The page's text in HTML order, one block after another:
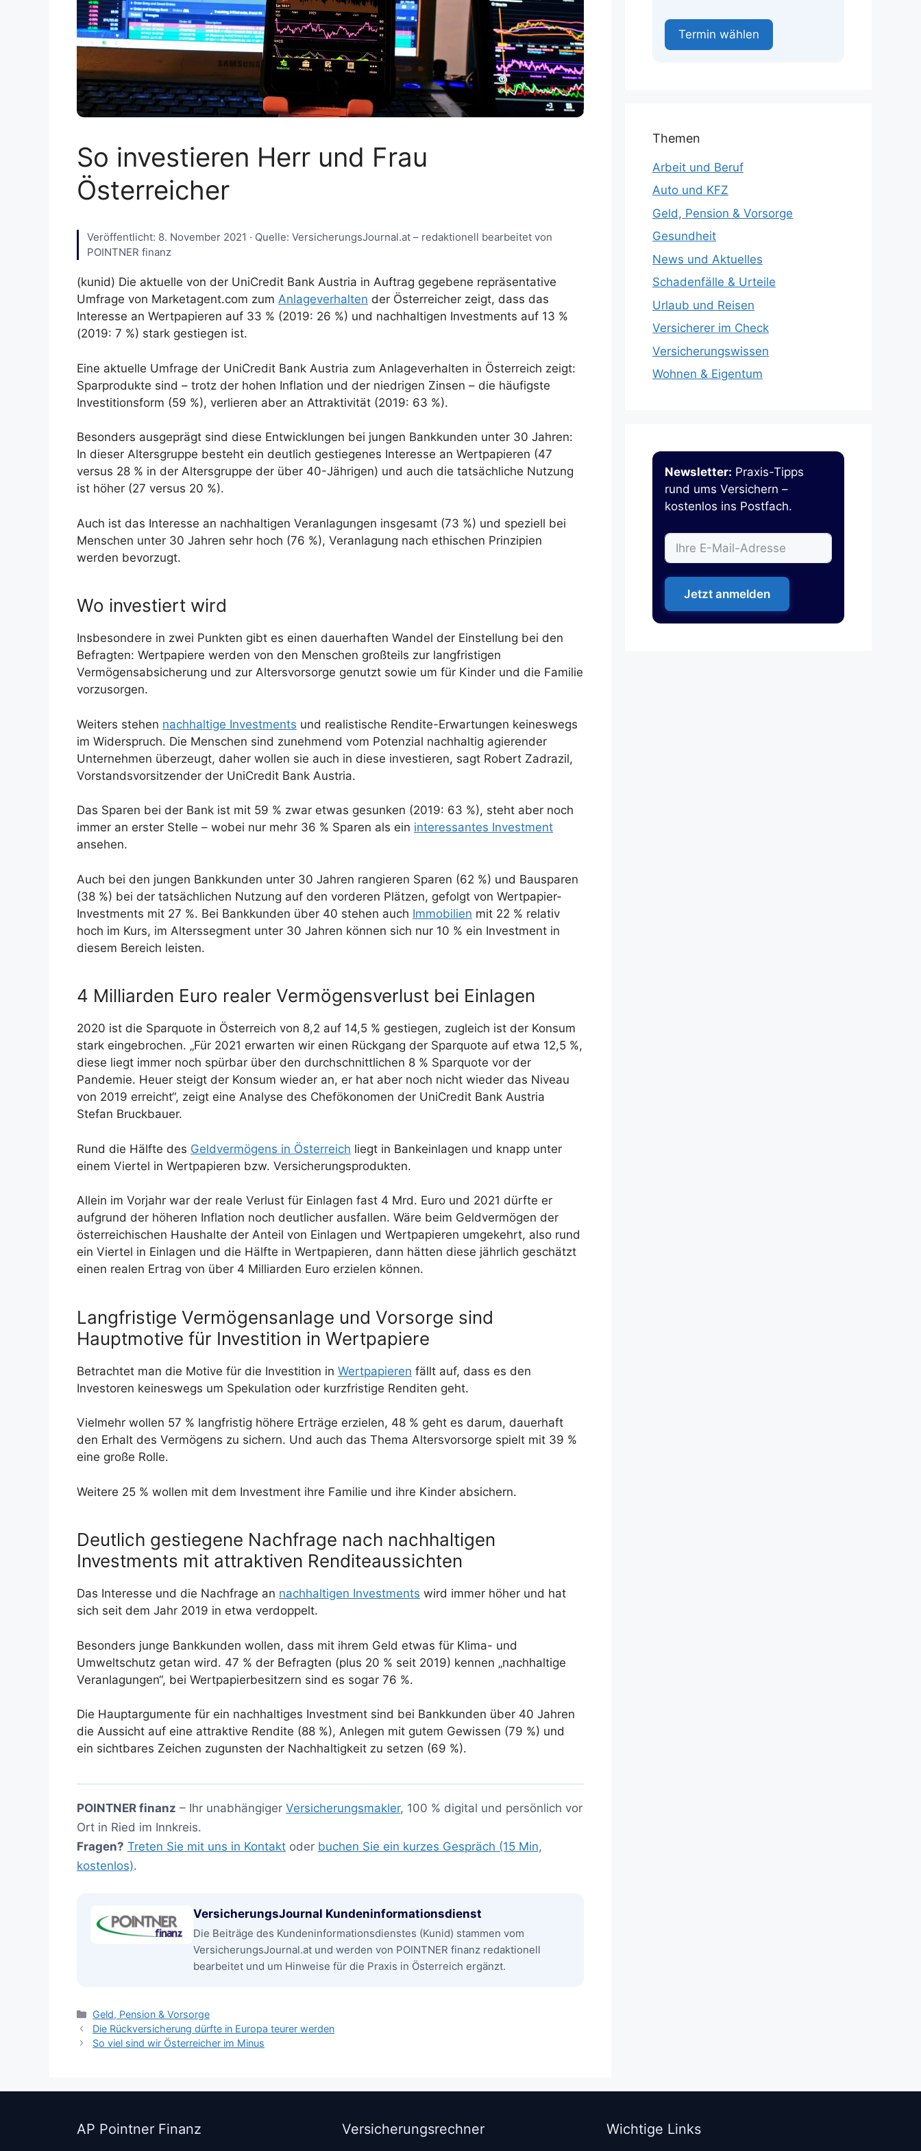
So investieren Herr und Frau
Österreicher
Veröffentlicht: 8. November 2021 · Quelle: VersicherungsJournal.at – redaktionell bearbeitet von
POINTNER finanz
(kunid) Die aktuelle von der UniCredit Bank Austria in Auftrag gegebene repräsentative
Umfrage von Marketagent.com zum Anlageverhalten der Österreicher zeigt, dass das
Interesse an Wertpapieren auf 33 % (2019: 26 %) und nachhaltigen Investments auf 13 %
(2019: 7 %) stark gestiegen ist.
Eine aktuelle Umfrage der UniCredit Bank Austria zum Anlageverhalten in Österreich zeigt:
Sparprodukte sind – trotz der hohen Inflation und der niedrigen Zinsen – die häufigste
Investitionsform (59 %), verlieren aber an Attraktivität (2019: 63 %).
Besonders ausgeprägt sind diese Entwicklungen bei jungen Bankkunden unter 30 Jahren:
In dieser Altersgruppe besteht ein deutlich gestiegenes Interesse an Wertpapieren (47
versus 28 % in der Altersgruppe der über 40-Jährigen) und auch die tatsächliche Nutzung
ist höher (27 versus 20 %).
Auch ist das Interesse an nachhaltigen Veranlagungen insgesamt (73 %) und speziell bei
Menschen unter 30 Jahren sehr hoch (76 %), Veranlagung nach ethischen Prinzipien
werden bevorzugt.
Wo investiert wird
Insbesondere in zwei Punkten gibt es einen dauerhaften Wandel der Einstellung bei den
Befragten: Wertpapiere werden von den Menschen großteils zur langfristigen
Vermögensabsicherung und zur Altersvorsorge genutzt sowie um für Kinder und die Familie
vorzusorgen.
Weiters stehen nachhaltige Investments und realistische Rendite-Erwartungen keineswegs
im Widerspruch. Die Menschen sind zunehmend vom Potenzial nachhaltig agierender
Unternehmen überzeugt, daher wollen sie auch in diese investieren, sagt Robert Zadrazil,
Vorstandsvorsitzender der UniCredit Bank Austria.
Das Sparen bei der Bank ist mit 59 % zwar etwas gesunken (2019: 63 %), steht aber noch
immer an erster Stelle – wobei nur mehr 36 % Sparen als ein interessantes Investment
ansehen.
Auch bei den jungen Bankkunden unter 30 Jahren rangieren Sparen (62 %) und Bausparen
(38 %) bei der tatsächlichen Nutzung auf den vorderen Plätzen, gefolgt von Wertpapier-
Investments mit 27 %. Bei Bankkunden über 40 stehen auch Immobilien mit 22 % relativ
hoch im Kurs, im Alterssegment unter 30 Jahren können sich nur 10 % ein Investment in
diesem Bereich leisten.
4 Milliarden Euro realer Vermögensverlust bei Einlagen
2020 ist die Sparquote in Österreich von 8,2 auf 14,5 % gestiegen, zugleich ist der Konsum
stark eingebrochen. „Für 2021 erwarten wir einen Rückgang der Sparquote auf etwa 12,5 %,
diese liegt immer noch spürbar über den durchschnittlichen 8 % Sparquote vor der
Pandemie. Heuer steigt der Konsum wieder an, er hat aber noch nicht wieder das Niveau
von 2019 erreicht“, zeigt eine Analyse des Chefökonomen der UniCredit Bank Austria
Stefan Bruckbauer.
Rund die Hälfte des Geldvermögens in Österreich liegt in Bankeinlagen und knapp unter
einem Viertel in Wertpapieren bzw. Versicherungsprodukten.
Allein im Vorjahr war der reale Verlust für Einlagen fast 4 Mrd. Euro und 2021 dürfte er
aufgrund der höheren Inflation noch deutlicher ausfallen. Wäre beim Geldvermögen der
österreichischen Haushalte der Anteil von Einlagen und Wertpapieren umgekehrt, also rund
ein Viertel in Einlagen und die Hälfte in Wertpapieren, dann hätten diese jährlich geschätzt
einen realen Ertrag von über 4 Milliarden Euro erzielen können.
Langfristige Vermögensanlage und Vorsorge sind
Hauptmotive für Investition in Wertpapiere
Betrachtet man die Motive für die Investition in Wertpapieren fällt auf, dass es den
Investoren keineswegs um Spekulation oder kurzfristige Renditen geht.
Vielmehr wollen 57 % langfristig höhere Erträge erzielen, 48 % geht es darum, dauerhaft
den Erhalt des Vermögens zu sichern. Und auch das Thema Altersvorsorge spielt mit 39 %
eine große Rolle.
Weitere 25 % wollen mit dem Investment ihre Familie und ihre Kinder absichern.
Deutlich gestiegene Nachfrage nach nachhaltigen
Investments mit attraktiven Renditeaussichten
Das Interesse und die Nachfrage an nachhaltigen Investments wird immer höher und hat
sich seit dem Jahr 2019 in etwa verdoppelt.
Besonders junge Bankkunden wollen, dass mit ihrem Geld etwas für Klima- und
Umweltschutz getan wird. 47 % der Befragten (plus 20 % seit 2019) kennen „nachhaltige
Veranlagungen“, bei Wertpapierbesitzern sind es sogar 76 %.
Die Hauptargumente für ein nachhaltiges Investment sind bei Bankkunden über 40 Jahren
die Aussicht auf eine attraktive Rendite (88 %), Anlegen mit gutem Gewissen (79 %) und
ein sichtbares Zeichen zugunsten der Nachhaltigkeit zu setzen (69 %).
POINTNER finanz – Ihr unabhängiger Versicherungsmakler, 100 % digital und persönlich vor
Ort in Ried im Innkreis.
Fragen? Treten Sie mit uns in Kontakt oder buchen Sie ein kurzes Gespräch (15 Min,
kostenlos).
VersicherungsJournal Kundeninformationsdienst
Die Beiträge des Kundeninformationsdienstes (Kunid) stammen vom
VersicherungsJournal.at und werden von POINTNER finanz redaktionell
bearbeitet und um Hinweise für die Praxis in Österreich ergänzt.
Kategorien
Geld, Pension & Vorsorge
Die Rückversicherung dürfte in Europa teurer werden
So viel sind wir Österreicher im Minus
Termin wählen
Themen
Arbeit und Beruf
Auto und KFZ
Geld, Pension & Vorsorge
Gesundheit
News und Aktuelles
Schadenfälle & Urteile
Urlaub und Reisen
Versicherer im Check
Versicherungswissen
Wohnen & Eigentum
Newsletter: Praxis-Tipps
rund ums Versichern –
kostenlos ins Postfach.
Jetzt anmelden
AP Pointner Finanz Versicherungsrechner Wichtige Links